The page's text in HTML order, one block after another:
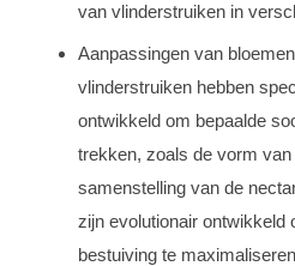
van vlinderstruiken in
Aanpassingen van
vlinderstruiken hebben
ontwikkeld om bepaalde
trekken, zoals de vorm
samenstelling van de
zijn evolutionair ontwikkeld
bestuiving te